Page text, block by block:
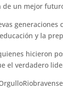
de un mejor
y la
hicieron
el verdadero